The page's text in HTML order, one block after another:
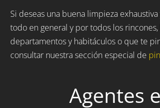
Si deseas una buena limpieza
todo en general y por todos los rincones,
departamentos y habitáculos o que te
consultar nuestra sección especial de
Agentes e